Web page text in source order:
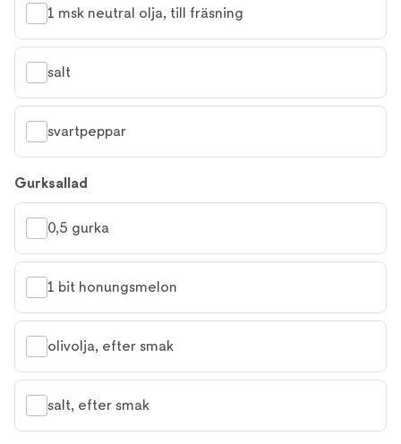
1 msk neutral olja, till fräsning
salt
svartpeppar
Gurksallad
0,5 gurka
1 bit honungsmelon
olivolja, efter smak
salt, efter smak